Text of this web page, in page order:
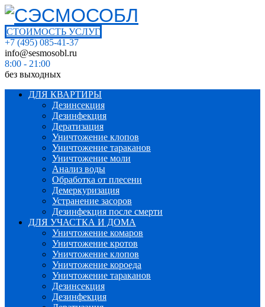
СТОИМОСТЬ УСЛУГ
+7 (495) 085-41-37
info@sesmosobl.ru
8:00 - 21:00
без выходных
ДЛЯ КВАРТИРЫ
Дезинсекция
Дезинфекция
Дератизация
Уничтожение клопов
Уничтожение тараканов
Уничтожение моли
Анализ воды
Обработка от плесени
Демеркуризация
Устранение засоров
Дезинфекция после смерти
ДЛЯ УЧАСТКА И ДОМА
Уничтожение комаров
Уничтожение кротов
Уничтожение клопов
Уничтожение короеда
Уничтожение тараканов
Дезинсекция
Дезинфекция